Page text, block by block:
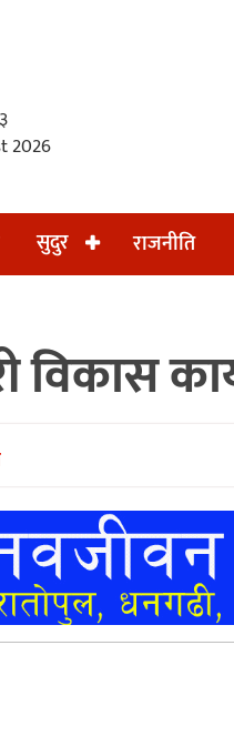
2026
सुदुर राजनीति